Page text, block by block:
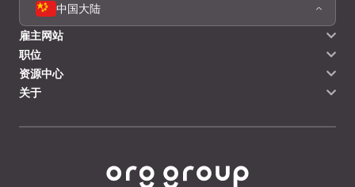
中国大陆
雇主网站
职位
资源中心
关于